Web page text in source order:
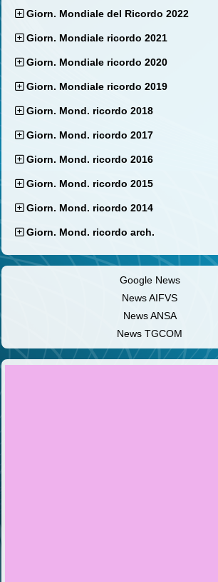
Giorn. Mondiale del Ricordo 2022
Giorn. Mondiale ricordo 2021
Giorn. Mondiale ricordo 2020
Giorn. Mondiale ricordo 2019
Giorn. Mond. ricordo 2018
Giorn. Mond. ricordo 2017
Giorn. Mond. ricordo 2016
Giorn. Mond. ricordo 2015
Giorn. Mond. ricordo 2014
Giorn. Mond. ricordo arch.
Google News
News AIFVS
News ANSA
News TGCOM